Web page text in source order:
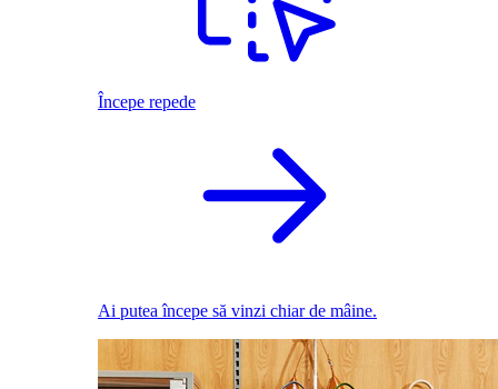
Începe repede
Ai putea începe să vinzi chiar de mâine.